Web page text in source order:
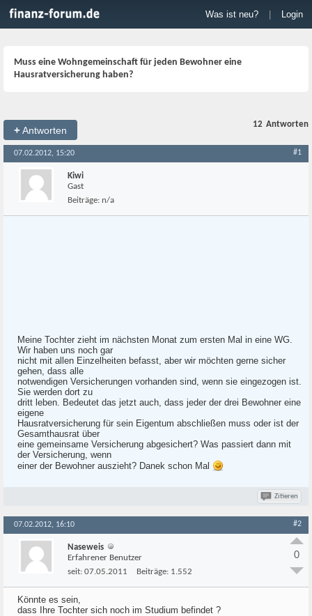
Was ist neu? Login
Muss eine Wohngemeinschaft für jeden Bewohner eine
Hausratversicherung haben?
+Antworten
12 Antworten
07.02.2012, 15:20 #1
Kiwi
Gast
Beiträge: n/a
Meine Tochter zieht im nächsten Monat zum ersten Mal in eine WG.
Wir haben uns noch gar
nicht mit allen Einzelheiten befasst, aber wir möchten gerne sicher
gehen, dass alle
notwendigen Versicherungen vorhanden sind, wenn sie eingezogen ist.
Sie werden dort zu
dritt leben. Bedeutet das jetzt auch, dass jeder der drei Bewohner eine
eigene
Hausratversicherung für sein Eigentum abschließen muss oder ist der
Gesamthausrat über
eine gemeinsame Versicherung abgesichert? Was passiert dann mit
der Versicherung, wenn
einer der Bewohner auszieht? Danek schon Mal
Zitieren
07.02.2012, 16:10 #2
Naseweis
Erfahrener Benutzer
seit: 07.05.2011 Beiträge: 1.552
0
Könnte es sein,
dass Ihre Tochter sich noch im Studium befindet ?